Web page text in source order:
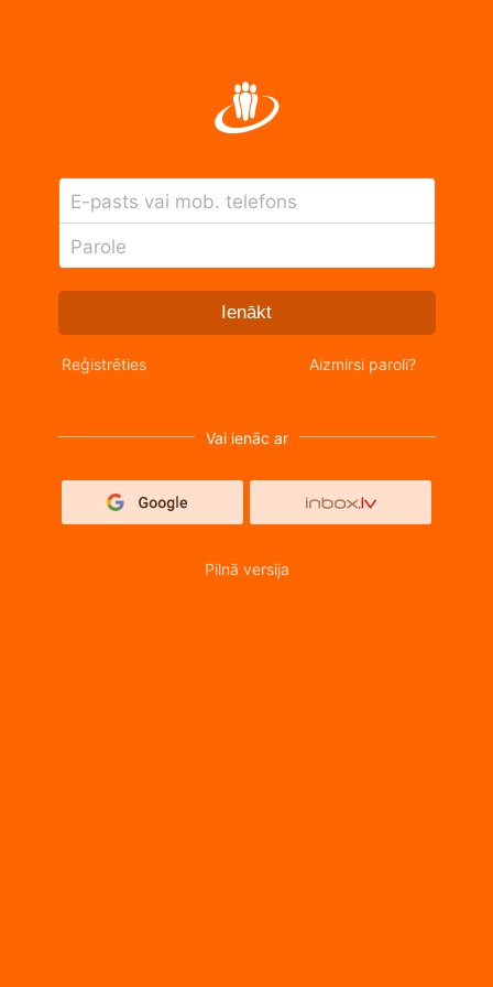
E-pasts vai mob. telefons
Parole
Ienākt
Reģistrēties Aizmirsi paroli?
Vai ienāc ar
Pilnā versija